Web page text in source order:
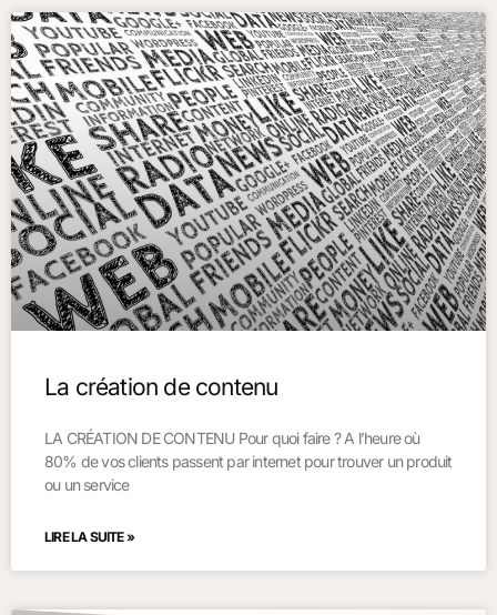
La création de contenu
LA CRÉATION DE CONTENU Pour quoi faire ? A l’heure où
80% de vos clients passent par internet pour trouver un produit
ou un service
LIRE LA SUITE »